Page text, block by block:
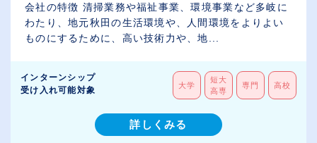
会社の特徴 清掃業務や福祉事業、環境事業など多岐に
わたり、地元秋田の生活環境や、人間環境をよりよい
ものにするために、高い技術力や、地...
インターンシップ
受け入れ可能対象
大学
短大
高専
専門 高校
詳しくみる